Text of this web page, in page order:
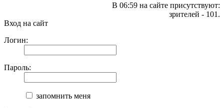
В 06:59 на сайте присутствуют:
зрителей - 101.
Вход на сайт
Логин:
Пароль:
запомнить меня